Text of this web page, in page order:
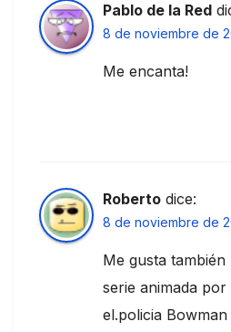
Pablo de la Red
8 de noviembre de
Me encanta!
Roberto dice:
8 de noviembre de
Me gusta
serie animada
el.policia